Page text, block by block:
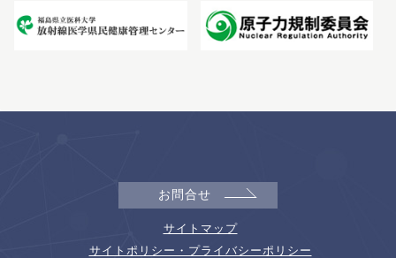
お問合せ
サイトマップ
サイトポリシー・プライバシーポリシー